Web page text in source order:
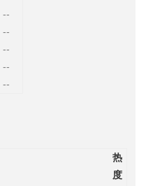
--
--
--
--
--
热
度